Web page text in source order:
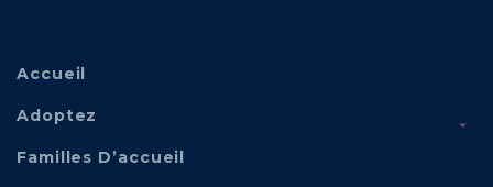
Accueil
Adoptez
Familles D’accueil